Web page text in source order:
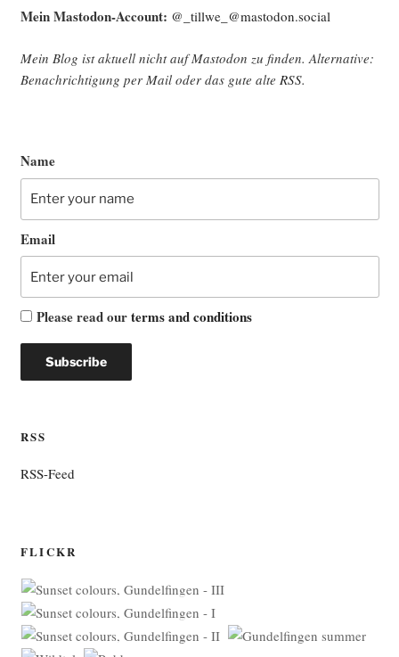
Mein Mast­o­don-Account: @_tillwe_@mastodon.social
Mein Blog ist aktu­ell nicht auf Mast­o­don zu fin­den. Alter­na­ti­ve:
Benach­rich­ti­gung per Mail oder das gute alte RSS.
Name
Email
Please read ourterms and conditions
RSS
RSS-Feed
FLICKR